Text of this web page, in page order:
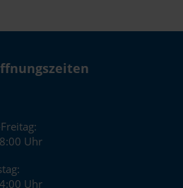
Uhr
Uhr